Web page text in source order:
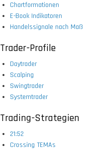
Chartformationen
E-Book Indikatoren
Handelssignale nach Maß
Trader-Profile
Daytrader
Scalping
Swingtrader
Systemtrader
Trading-Strategien
21:52
Crossing TEMAs